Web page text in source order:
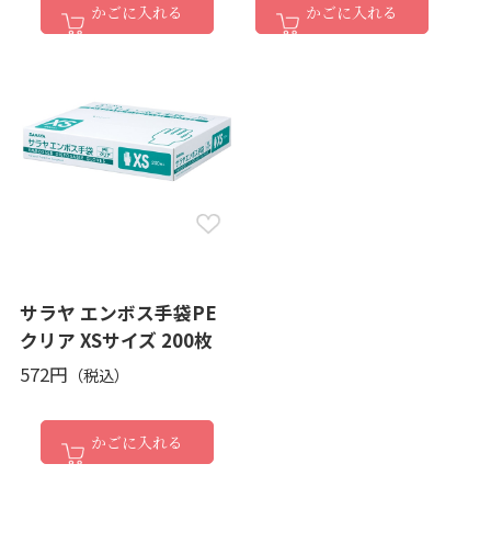
かごに入れる かごに入れる
サラヤ エンボス手袋PE
クリア XSサイズ 200枚
572円
かごに入れる